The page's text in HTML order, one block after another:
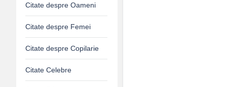
Citate despre Oameni
Citate despre Femei
Citate despre Copilarie
Citate Celebre